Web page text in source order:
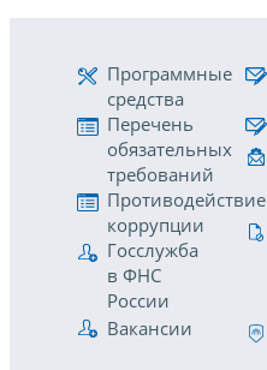
Программные
средства
Перечень
обязательных
требований
Противодействие
коррупции
Госслужба
в ФНС
России
Вакансии